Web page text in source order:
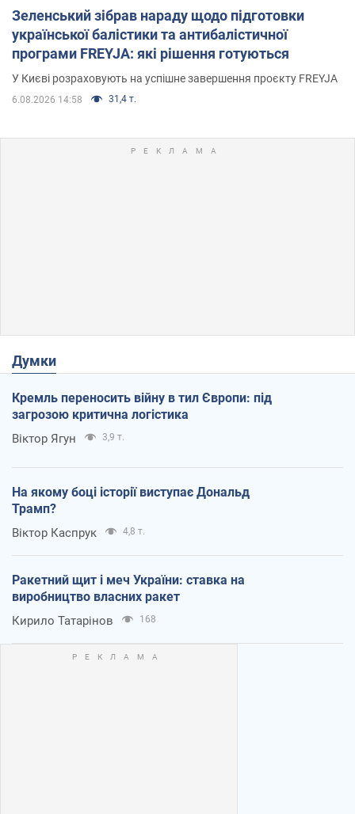
Зеленський зібрав нараду щодо підготовки
української балістики та антибалістичної
програми FREYJA: які рішення готуються
У Києві розраховують на успішне завершення проєкту FREYJA
6.08.2026 14:58 31,4 т.
Думки
Кремль переносить війну в тил Європи: під
загрозою критична логістика
Віктор Ягун 3,9 т.
На якому боці історії виступає Дональд
Трамп?
Віктор Каспрук 4,8 т.
Ракетний щит і меч України: ставка на
виробництво власних ракет
Кирило Татарінов 168